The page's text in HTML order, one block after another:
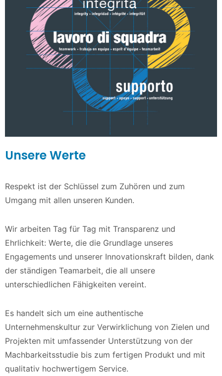
Unsere Werte
Respekt ist der Schlüssel zum Zuhören und zum
Umgang mit allen unseren Kunden.
Wir arbeiten Tag für Tag mit Transparenz und
Ehrlichkeit: Werte, die die Grundlage unseres
Engagements und unserer Innovationskraft bilden, dank
der ständigen Teamarbeit, die all unsere
unterschiedlichen Fähigkeiten vereint.
Es handelt sich um eine authentische
Unternehmenskultur zur Verwirklichung von Zielen und
Projekten mit umfassender Unterstützung von der
Machbarkeitsstudie bis zum fertigen Produkt und mit
qualitativ hochwertigem Service.